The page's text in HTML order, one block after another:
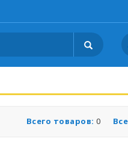
Всего товаров: 0